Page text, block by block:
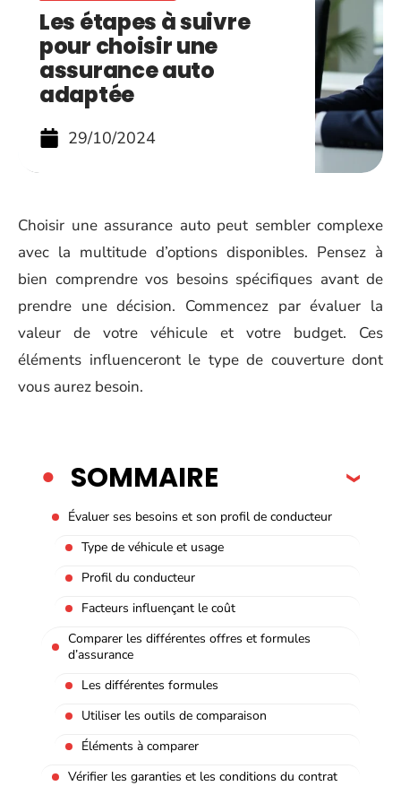
Les étapes à suivre
pour choisir une
assurance auto
adaptée
29/10/2024
Choisir une assurance auto peut sembler complexe
avec la multitude d’options disponibles. Pensez à
bien comprendre vos besoins spécifiques avant de
prendre une décision. Commencez par évaluer la
valeur de votre véhicule et votre budget. Ces
éléments influenceront le type de couverture dont
vous aurez besoin.
SOMMAIRE
Évaluer ses besoins et son profil de conducteur
Type de véhicule et usage
Profil du conducteur
Facteurs influençant le coût
Comparer les différentes offres et formules
d’assurance
Les différentes formules
Utiliser les outils de comparaison
Éléments à comparer
Vérifier les garanties et les conditions du contrat